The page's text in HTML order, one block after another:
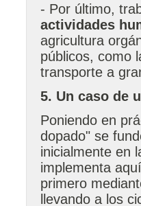
- Por último,
actividades
agricultura
públicos, como
transporte a
5. Un caso de
Poniendo en
dopado" se
inicialmente en
implementa
primero
llevando a los